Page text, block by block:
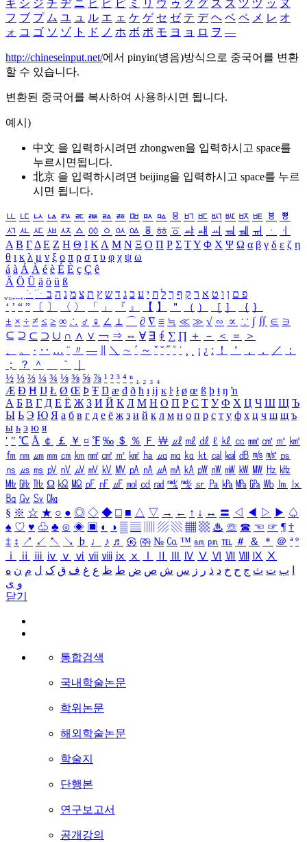
ギ シ ジ チ ヂ ニ ヒ ビ ピ ミ リ ウ ゥ ク グ ス ズ ツ ヅ ッ ヌ
フ ブ プ ム ユ ュ ル エ ェ ケ ゲ セ ゼ テ デ ヘ ベ ペ メ レ オ
ォ コ ゴ ソ ゾ ト ド ノ ホ ボ ポ モ ヨ ョ ロ ヲ ―
http://chineseinput.net/에서 pinyin(병음)방식으로 중국어를 변환
할 수 있습니다.
변환된 중국어를 복사하여 사용하시면 됩니다.
예시)
中文 을 입력하시려면 zhongwen을 입력하시고 space를
누르시면됩니다.
北京 을 입력하시려면 beijing을 입력하시고 space를 누르
시면 됩니다.
ㅥ ㅦ ㅧ ㅨ ㅩ ㅪ ㅫ ㅬ ㅭ ㅮ ㅯ ㅰ ㅱ ㅲ ㅳ ㅴ ㅵ ㅶ ㅷ ㅸ
ㅹ
ㅺ ㅻ ㅼ ㅽ ㅾ ㅿ ㆀ ㆁ ㆂ ㆃ ㆄ ㆅ ㆆ ㆇ ㆈ ㆉ ㆊ ㆋ ㆌ ㆍ
ㆎ
Α Β ΓΔ Ε Ζ Η Θ Ι ΚΛ Μ Ν Ξ Ο Π Ρ Σ ΤΥ Φ Χ Ψ Ω α β γ δ ε ζ η
θ ι κ λ μ ν ξ ο π ρ σ τ υ φ χ ψ ω
á à Á À é è É È ç Ç ê
Ä Ö Ü ä ö ü ß
ִֶֹ ֻּ ׁׂ פ ם ן ו ט א ר ק ף ך ל ח י ע כ ג ד ש ץ ת צ מ נ ה ב
‘ ’ “ ” 〔 〕 〈 〉 「 」 『 』 【 】 ＂ （ ） ［ ］ ｛ ｝
± × ÷ ≠ ≤ ≥ ∞ ∴ ♂ ♀ ∠ ⊥ ⌒ ∂ ∇ ≡ ≒ ≪ ≫ √ ∽ ∝ ∵ ∫ ∬ ∈ ∋
⊆ ⊇ ⊂ ⊃ ∪ ∩ ∧ ∨ ￢ ⇒ ⇔ ∀ ∃ ∮ ∑ ∏ ＋ － ＜ ＝
＞
、
。 · ‥ … ¨ 〃 ― ＼ ∼ ´ ～ ˇ ˘ ˝ ˚ ˙ ¸ ¡ ¿ ː ！ ＇ ， ． ／
：
；
？ ＾ ｀
½ ⅓ ⅔ ¼ ¾ ⅛ ⅜ ⅝ ⅞ ¹ ² ³ ⁴ ⁿ ₁ ₂ ₃ ₄
Æ Ð Ħ Ĳ Ł Ø Œ Þ Ŧ Ŋ æ đ ð ħ ı ĳ ĸ ŀ ł ø œ ß þ ŧ ŋ ŉ
А Б В Г Д Е Ё Ж З И Й К Л М Н О П Р С Т У Ф Х Ц Ч Ш Щ Ъ
Ы Ь Э Ю Я а б в г д е ё ж з и й к л м н о п р с т у ф х ц ч ш щ ъ
ы ь э ю я
′ ″ ℃ Å ￠ ￡ ￥ ¤ ℉ ‰ ＄ ％ Ｆ ￦ ㎕ ㎖ ㎗ ℓ ㎘ ㏄ ㎣ ㎤ ㎥ ㎦
㎙ ㎚ ㎛ ㎜ ㎝ ㎞ ㎟ ㎠ ㎡ ㎢ ㏊ ㎍ ㎎ ㎏ ㏏ ㎈ ㎉ ㏈ ㎧ ㎨ ㎰
㎱ ㎲ ㎳ ㎴ ㎵ ㎶ ㎷ ㎸ ㎹ ㎀ ㎁ ㎂ ㎃ ㎄ ㎺ ㎻ ㎽ ㎾ ㎿ ㎐ ㎑
㎒ ㎓ ㎔ Ω ㏀ ㏁ ㎊ ㎋ ㎌ ㏖ ㏅ ㎭ ㎮ ㎯ ㏛ ㎩ ㎪ ㎫ ㎬ ㏝ ㏐
㏓
㏃ ㏉ ㏜ ㏆
§ ※ ☆ ★ ○ ● ◎ ◇ ◆ □ ■ △ ▽ → ← ↑ ↓ ↔ 〓 ◁ ◀ ▷ ▶ ♤
♠ ♡ ♥ ♧ ♣ ⊙ ◈ ▣ ◐ ◑ ▒ ▤ ▨ ▧ ▦ ▩ ♨ ☏ ☎ ☜ ☞ ¶ †
‡ ↕ ↗ ↙ ↖ ↘ ♭ ♩ ♪ ♬ ㉿ ㈜ № ㏇ ™ ㏂ ㏘ ℡ ＃ ＆ ＊ ＠ ª º
ⅰ
ⅱ ⅲ ⅳ ⅴ ⅵ ⅶ ⅷ ⅸ ⅹ Ⅳ Ⅴ Ⅵ Ⅶ Ⅷ Ⅸ Ⅹ
ب ت ث ج ح خ د ذ ر ز س ش ص ض ط ظ ع غ ف ق ک ل م ن ه
و ی
닫기
통합검색
국내학술논문
학위논문
해외학술논문
학술지
단행본
연구보고서
공개강의